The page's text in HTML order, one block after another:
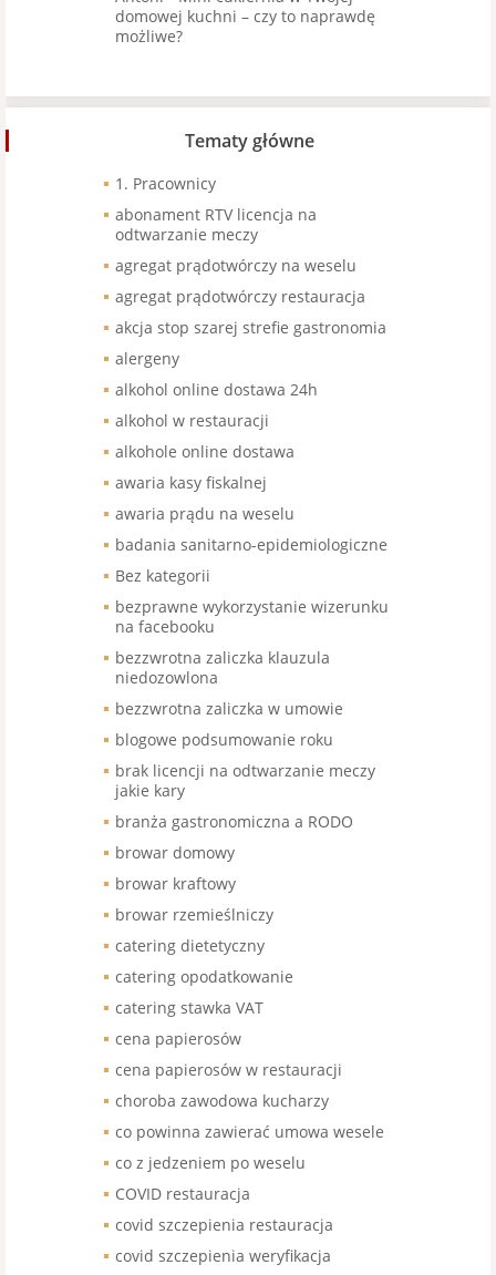
domowej kuchni – czy to naprawdę
możliwe?
Tematy główne
1. Pracownicy
abonament RTV licencja na
odtwarzanie meczy
agregat prądotwórczy na weselu
agregat prądotwórczy restauracja
akcja stop szarej strefie gastronomia
alergeny
alkohol online dostawa 24h
alkohol w restauracji
alkohole online dostawa
awaria kasy fiskalnej
awaria prądu na weselu
badania sanitarno-epidemiologiczne
Bez kategorii
bezprawne wykorzystanie wizerunku
na facebooku
bezzwrotna zaliczka klauzula
niedozowlona
bezzwrotna zaliczka w umowie
blogowe podsumowanie roku
brak licencji na odtwarzanie meczy
jakie kary
branża gastronomiczna a RODO
browar domowy
browar kraftowy
browar rzemieślniczy
catering dietetyczny
catering opodatkowanie
catering stawka VAT
cena papierosów
cena papierosów w restauracji
choroba zawodowa kucharzy
co powinna zawierać umowa wesele
co z jedzeniem po weselu
COVID restauracja
covid szczepienia restauracja
covid szczepienia weryfikacja